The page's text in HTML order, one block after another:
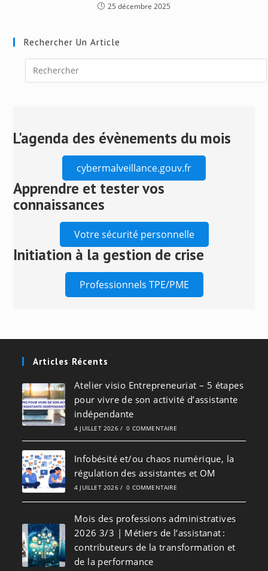
25 décembre 2025
Rechercher Un Article
close
L'agenda des évènements du mois
cybermalveillance.gouv.fr
Apprendre et tester vos
connaissances
Votre sécurité personnelle
Initiation à la gestion de crise
Professionnels TPE/PME
Articles Récents
Atelier visio Entrepreneuriat – 5 étapes
pour vivre de son activité d’assistante
indépendante
4 JUILLET 2026 / 0 COMMENTAIRE
Infobésité et/ou chaos numérique, la
régulation des assistantes et OM
4 JUILLET 2026 / 0 COMMENTAIRE
Mois des professions administratives
2026 3/3 | Métiers de l’assistanat :
contributeurs de la transformation et
de la performance